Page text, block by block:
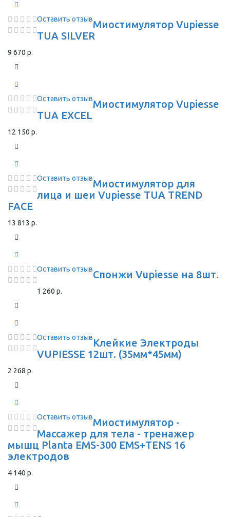
Оставить отзывМиостимулятор Vupiesse
TUA SILVER
9 670 р.
Оставить отзывМиостимулятор Vupiesse
TUA EXCEL
12 150 р.
Оставить отзывМиостимулятор для
лица и шеи Vupiesse TUA TREND
FACE
13 813 р.
Оставить отзывСпонжи Vupiesse на 8шт.
1 260 р.
Оставить отзывКлейкие Электроды
VUPIESSE 12шт. (35мм*45мм)
2 268 р.
Оставить отзывМиостимулятор -
Массажер для тела - тренажер
мышц Planta EMS-300 EMS+TENS 16
электродов
4 140 р.